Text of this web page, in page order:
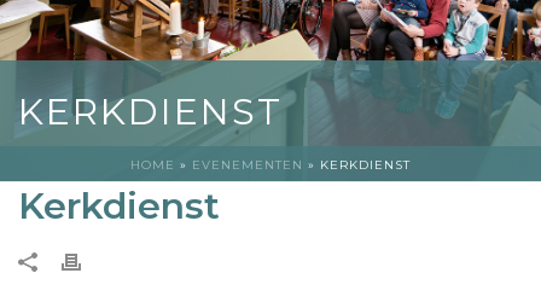
KERKDIENST
HOME » EVENEMENTEN » KERKDIENST
Kerkdienst